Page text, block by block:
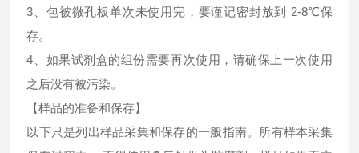
3、包被微孔板单次未使用完，要谨记密封放到 2-8℃保
存。
4、如果试剂盒的组份需要再次使用，请确保上一次使用
之后没有被污染。
【样品的准备和保存】
以下只是列出样品采集和保存的一般指南。所有样本采集